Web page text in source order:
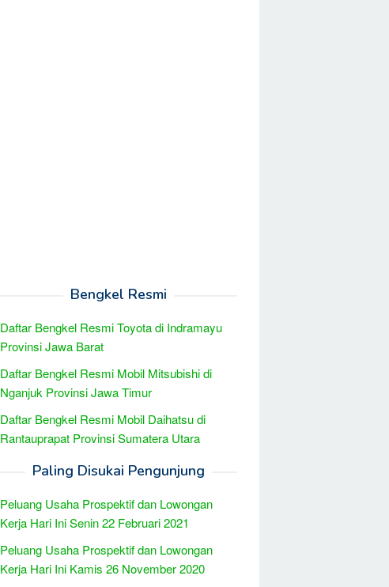
Bengkel Resmi
Daftar Bengkel Resmi Toyota di Indramayu
Provinsi Jawa Barat
Daftar Bengkel Resmi Mobil Mitsubishi di
Nganjuk Provinsi Jawa Timur
Daftar Bengkel Resmi Mobil Daihatsu di
Rantauprapat Provinsi Sumatera Utara
Paling Disukai Pengunjung
Peluang Usaha Prospektif dan Lowongan
Kerja Hari Ini Senin 22 Februari 2021
Peluang Usaha Prospektif dan Lowongan
Kerja Hari Ini Kamis 26 November 2020